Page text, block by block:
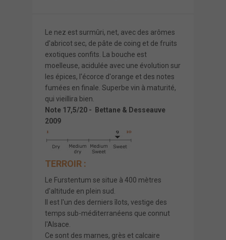
Le nez est surmûri, net, avec des arômes
d'abricot sec, de pâte de coing et de fruits
exotiques confits. La bouche est
moelleuse, acidulée avec une évolution sur
les épices, l'écorce d'orange et des notes
fumées en finale. Superbe vin à maturité,
qui vieillira bien.
Note 17,5/20 - Bettane & Desseauve
2009
TERROIR :
Le Furstentum se situe à 400 mètres
d'altitude en plein sud.
Il est l'un des derniers îlots, vestige des
temps sub-méditerranéens que connut
l'Alsace.
Ce sont des marnes, grès et calcaire